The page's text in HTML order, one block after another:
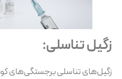
زگیل تناسلی:
زگیل‌های تناسلی برجستگی‌های